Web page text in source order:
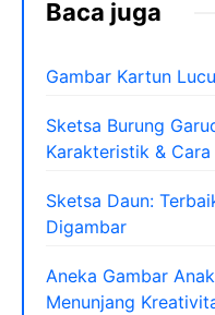
Baca juga
Gambar Kartun
Sketsa Burung
Karakteristik &
Sketsa Daun:
Digambar
Aneka Gambar
Menunjang